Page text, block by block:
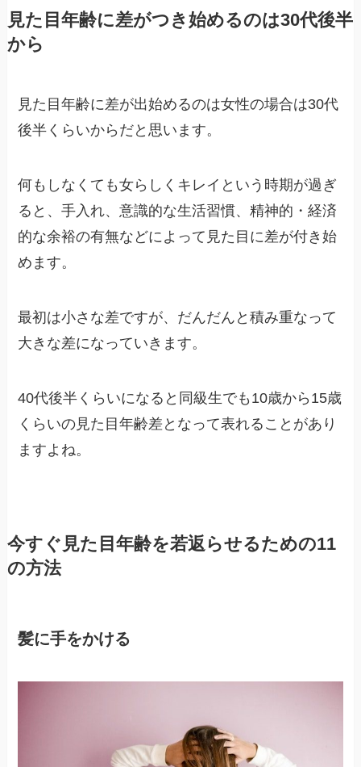
見た目年齢に差がつき始めるのは30代後半
から
見た目年齢に差が出始めるのは女性の場合は30代
後半くらいからだと思います。
何もしなくても女らしくキレイという時期が過ぎ
ると、手入れ、意識的な生活習慣、精神的・経済
的な余裕の有無などによって見た目に差が付き始
めます。
最初は小さな差ですが、だんだんと積み重なって
大きな差になっていきます。
40代後半くらいになると同級生でも10歳から15歳
くらいの見た目年齢差となって表れることがあり
ますよね。
今すぐ見た目年齢を若返らせるための11
の方法
髪に手をかける